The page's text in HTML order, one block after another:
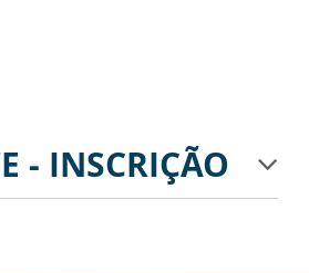
- INSCRIÇÃO